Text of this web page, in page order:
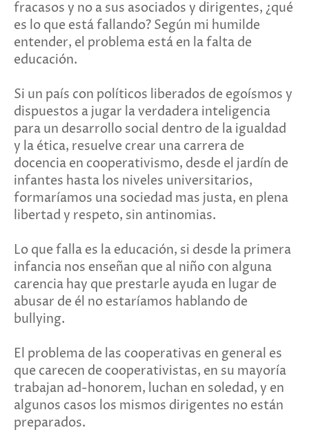
fracasos y no a sus asociados y dirigentes, ¿qué
es lo que está fallando? Según mi humilde
enten­der, el problema está en la falta de
educación.
Si un país con polí­ticos liberados de egoísmos y
dispuestos a jugar la verdadera inteli­gencia
para un desarrollo social dentro de la igualdad
y la ética, resuelve crear una carrera de
docencia en cooperativismo, desde el jardín de
infantes hasta los niveles universitarios,
formaríamos una sociedad mas justa, en plena
libertad y respeto, sin antinomias.
Lo que falla es la educación, si desde la primera
infancia nos enseñan que al niño con alguna
carencia hay que prestarle ayuda en lugar de
abusar de él no estaríamos hablando de
bullying.
El problema de las cooperativas en general es
que carecen de cooperativistas, en su mayoría
trabajan ad-honorem, luchan en sole­dad, y en
algunos casos los mismos dirigentes no están
preparados.